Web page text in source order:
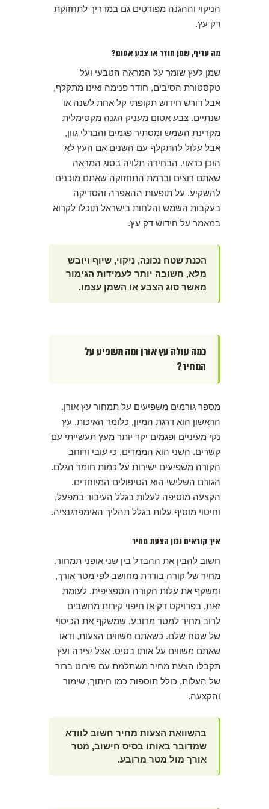
הניקוי וההגנה מפורטים גם במדריך לתחזוקת
דק עץ.
מה עדיף, שמן חודר או צבע אטום?
שמן לעץ שומר על המראה הטבעי ועל
טקסטורת הסיבים, חודר פנימה ואינו מתקלף,
אבל דורש חידוש תקופתי קל אחת לשנה או
שנתיים. צבע אטום מעניק הגנה מקסימלית
מקרינת השמש ומסתיר פגמים והבדלי גוון,
אבל עלול להתקלף עם השנים אם העץ לא
הוכן כראוי. הבחירה תלויה בסוג המראה
שאתם רוצים וברמת התחזוקה שאתם מוכנים
להשקיע. על תופעות ההאפרה והסדיקה
בעקבות השמש והלחות בישראל תוכלו לקרוא
במאמר על חידוש דק עץ.
הכנת שטח נכונה, ניקוי, שיוף ויובש
מלא, חשובה יותר לעמידות הגימור
מאשר סוג הצבע או השמן עצמו.
כמה עולה עץ אורן ומה משפיע על
המחיר?
מספר גורמים משפיעים על תמחור עץ אורן.
הראשון הוא דרגת המיון, כלומר האיכות. עץ
נקי מעיניים ופגמים יקר יותר מעץ תעשייתי עם
קשרים. השני הוא הממדים, כי עובי ורוחב
הקורה משפיעים ישירות על כמות חומר הגלם.
הגורם השלישי הוא הטיפולים המיוחדים.
הקצעה מוסיפה לעלות בגלל העיבוד במפעל,
וחיטוי מוסיף עלות בגלל תהליך האימפרגנציה.
איך קוראים נכון הצעת מחיר
חשוב להבין את ההבדל בין שני אופני תמחור.
מחיר של קורה בודדת מחושב לפי מטר אורך,
ומשקף את עלות הקורה הספציפית. לעומת
זאת, בפרויקט דק או חיפוי קירות מחשבים
לרוב מחיר למטר מרובע, שמשקף את הכיסוי
של שטח שלם. כשאתם משווים הצעות, ודאו
שאתם משווים על אותו בסיס. אצל יצירה ועץ
תקבלו הצעת מחיר משתלמת עם פירוט ברור
של העלות, כולל תוספות כמו חיתוך, שימור
והקצעה.
בהשוואת הצעות מחיר חשוב לוודא
שמדובר באותו בסיס חישוב, מטר
אורך מול מטר מרובע.